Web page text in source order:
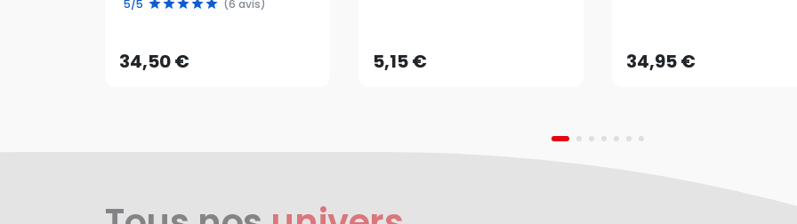
5/5 (6 avis)
34,50 €
34,50 €
AJOUTER AU PANIER 5,15 €AJOUTER AU PANIER 34,95 €AJOUTER AU PANIER